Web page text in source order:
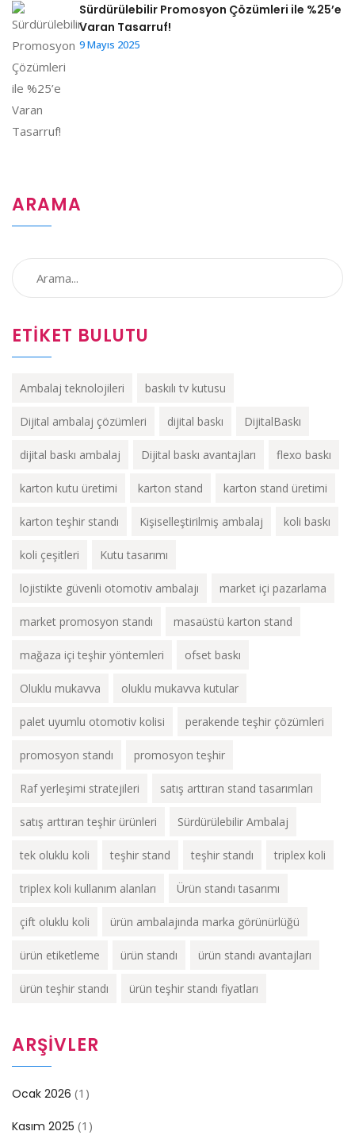
Sürdürülebilir Promosyon Çözümleri ile %25’e
Varan Tasarruf!
9 Mayıs 2025
ARAMA
ETIKET BULUTU
Ambalaj teknolojileri baskılı tv kutusu
Dijital ambalaj çözümleri dijital baskı DijitalBaskı
dijital baskı ambalaj Dijital baskı avantajları flexo baskı
karton kutu üretimi karton stand karton stand üretimi
karton teşhir standı Kişiselleştirilmiş ambalaj koli baskı
koli çeşitleri Kutu tasarımı
lojistikte güvenli otomotiv ambalajı market içi pazarlama
market promosyon standı masaüstü karton stand
mağaza içi teşhir yöntemleri ofset baskı
Oluklu mukavva oluklu mukavva kutular
palet uyumlu otomotiv kolisi perakende teşhir çözümleri
promosyon standı promosyon teşhir
Raf yerleşimi stratejileri satış arttıran stand tasarımları
satış arttıran teşhir ürünleri Sürdürülebilir Ambalaj
tek oluklu koli teşhir stand teşhir standı triplex koli
triplex koli kullanım alanları Ürün standı tasarımı
çift oluklu koli ürün ambalajında marka görünürlüğü
ürün etiketleme ürün standı ürün standı avantajları
ürün teşhir standı ürün teşhir standı fiyatları
ARŞIVLER
Ocak 2026 (1)
Kasım 2025 (1)